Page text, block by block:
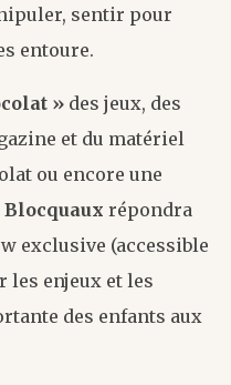
sentir pour
entoure.
» des jeux, des
et du matériel
ou encore une
Blocquaux répondra
exclusive (accessible
les enjeux et les
des enfants aux